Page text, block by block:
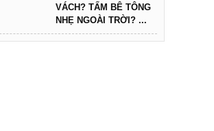
VÁCH? TẤM BÊ TÔNG
NHẸ NGOÀI TRỜI? ...